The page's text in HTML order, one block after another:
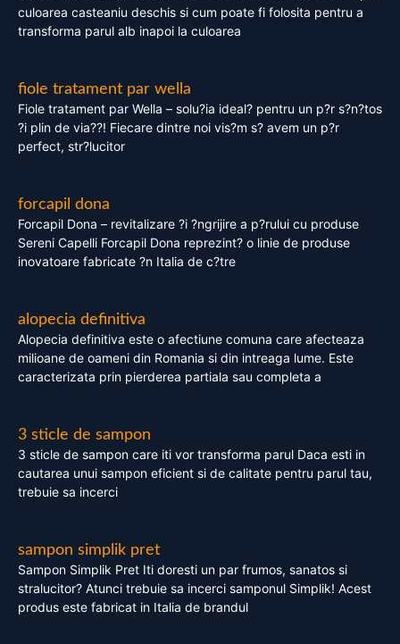
culoarea casteaniu deschis si cum poate fi folosita pentru a
transforma parul alb inapoi la culoarea
fiole tratament par wella
Fiole tratament par Wella – solu?ia ideal? pentru un p?r s?n?tos
?i plin de via??! Fiecare dintre noi vis?m s? avem un p?r
perfect, str?lucitor
forcapil dona
Forcapil Dona – revitalizare ?i ?ngrijire a p?rului cu produse
Sereni Capelli Forcapil Dona reprezint? o linie de produse
inovatoare fabricate ?n Italia de c?tre
alopecia definitiva
Alopecia definitiva este o afectiune comuna care afecteaza
milioane de oameni din Romania si din intreaga lume. Este
caracterizata prin pierderea partiala sau completa a
3 sticle de sampon
3 sticle de sampon care iti vor transforma parul Daca esti in
cautarea unui sampon eficient si de calitate pentru parul tau,
trebuie sa incerci
sampon simplik pret
Sampon Simplik Pret Iti doresti un par frumos, sanatos si
stralucitor? Atunci trebuie sa incerci samponul Simplik! Acest
produs este fabricat in Italia de brandul